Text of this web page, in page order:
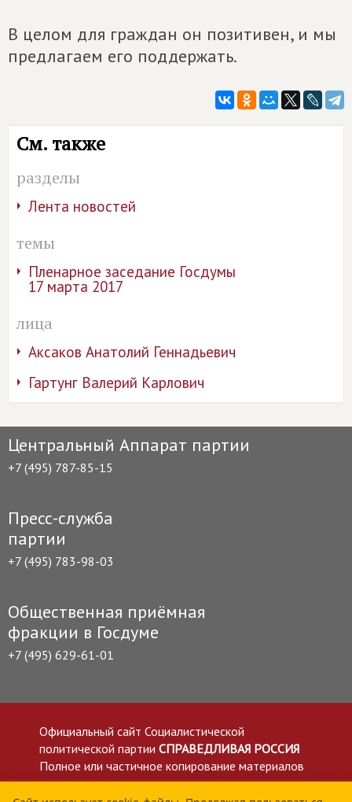
В целом для граждан он позитивен, и мы
предлагаем его поддержать.
См. также
разделы
Лента новостей
темы
Пленарное заседание Госдумы
17 марта 2017
лица
Аксаков Анатолий Геннадьевич
Гартунг Валерий Карлович
Центральный Аппарат партии
+7 (495) 787-85-15
Пресс-служба
партии
+7 (495) 783-98-03
Общественная приёмная
фракции в Госдуме
+7 (495) 629-61-01
Официальный сайт Социалистической
политической партии СПРАВЕДЛИВАЯ РОССИЯ
Полное или частичное копирование материалов
приветствуется со ссылкой на сайт spravedlivo.ru